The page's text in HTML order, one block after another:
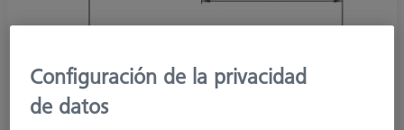
Configuración de la privacidad
de datos